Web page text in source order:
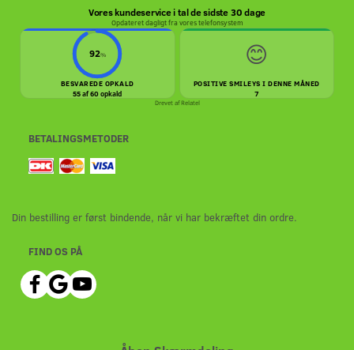
Vores kundeservice i tal de sidste 30 dage
Opdateret dagligt fra vores telefonsystem
92%
BESVAREDE OPKALD
55 af 60 opkald
😊
POSITIVE SMILEYS I DENNE MÅNED
7
Drevet afRelatel
BETALINGSMETODER
Din bestilling er først bindende, når vi har bekræftet din ordre.
FIND OS PÅ